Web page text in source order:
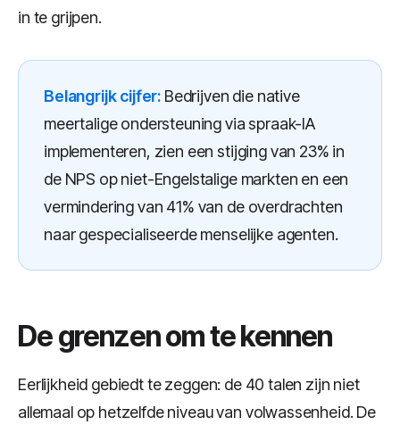
in te grijpen.
Belangrijk cijfer: Bedrijven die native
meertalige ondersteuning via spraak-IA
implementeren, zien een stijging van 23% in
de NPS op niet-Engelstalige markten en een
vermindering van 41% van de overdrachten
naar gespecialiseerde menselijke agenten.
De grenzen om te kennen
Eerlijkheid gebiedt te zeggen: de 40 talen zijn niet
allemaal op hetzelfde niveau van volwassenheid. De